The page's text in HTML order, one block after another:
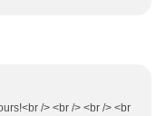
/> <br /> <br /> <br